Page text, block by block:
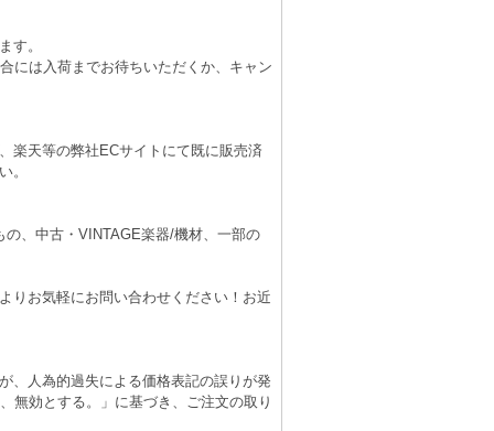
す。
には入荷までお待ちいただくか、キャン
楽天等の弊社ECサイトにて既に販売済
。
、中古・VINTAGE楽器/機材、一部の
りお気軽にお問い合わせください！お近
、人為的過失による価格表記の誤りが発
無効とする。」に基づき、ご注文の取り